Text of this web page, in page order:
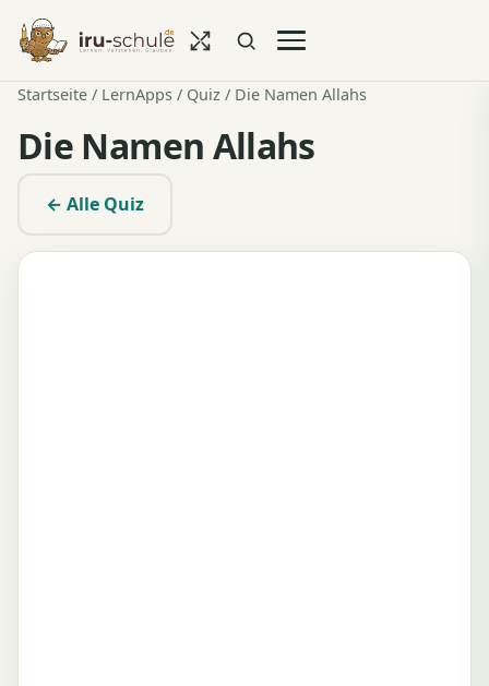
Startseite / LernApps / Quiz / Die Namen Allahs
Die Namen Allahs
← Alle Quiz